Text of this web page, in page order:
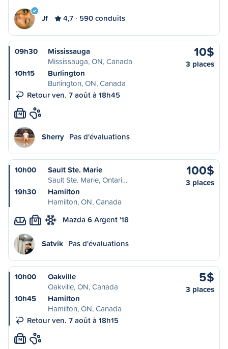
Jf 4,7 590 conduits
09h30
Mississauga
Mississauga, ON, Canada
10h15
Burlington
Burlington, ON, Canada
Retour ven. 7 août à 18h45
10$
3 places
M
Sherry Pas d'évaluations
10h00
Sault Ste. Marie
Sault Ste. Marie, Ontari…
19h30
Hamilton
Hamilton, ON, Canada
100$
3 places
M Mazda 6 Argent '18
Satvik Pas d'évaluations
10h00
Oakville
Oakville, ON, Canada
10h45
Hamilton
Hamilton, ON, Canada
Retour ven. 7 août à 18h15
5$
3 places
M